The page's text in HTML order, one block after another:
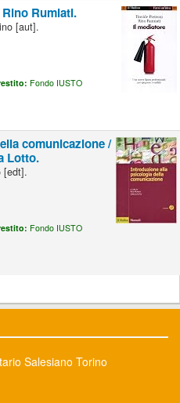
Rumiati.
[aut].
Fondo IUSTO
comunicazione /
Lotto.
[edt].
Fondo IUSTO
Salesiano Torino